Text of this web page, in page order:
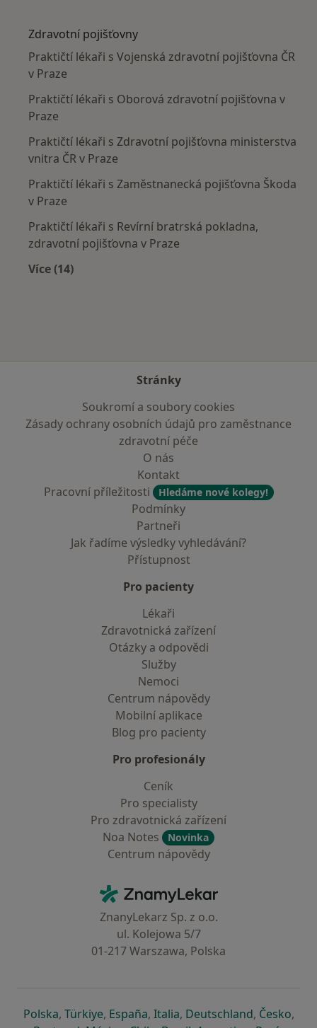
Zdravotní pojišťovny
Praktičtí lékaři s Vojenská zdravotní pojišťovna ČR
v Praze
Praktičtí lékaři s Oborová zdravotní pojišťovna v
Praze
Praktičtí lékaři s Zdravotní pojišťovna ministerstva
vnitra ČR v Praze
Praktičtí lékaři s Zaměstnanecká pojišťovna Škoda
v Praze
Praktičtí lékaři s Revírní bratrská pokladna,
zdravotní pojišťovna v Praze
Více (14)
Stránky
Soukromí a soubory cookies
Zásady ochrany osobních údajů pro zaměstnance
zdravotní péče
O nás
Kontakt
Pracovní příležitosti
Hledáme nové kolegy!
Podmínky
Partneři
Jak řadíme výsledky vyhledávání?
Přístupnost
Pro pacienty
Lékaři
Zdravotnická zařízení
Otázky a odpovědi
Služby
Nemoci
Centrum nápovědy
Mobilní aplikace
Blog pro pacienty
Pro profesionály
Ceník
Pro specialisty
Pro zdravotnická zařízení
Noa Notes
Novinka
Centrum nápovědy
ZnamyLekar - Hlavní stránka
ZnanyLekarz Sp. z o.o.
ul. Kolejowa 5/7
01-217 Warszawa, Polska
Polskase otevře v nové záložce
, Türkiyese otevře v nové záložce
, Españase otevře v nové záložce
, Italiase otevře v nové záložce
, Deutschlandse otevře v
, Českose
,